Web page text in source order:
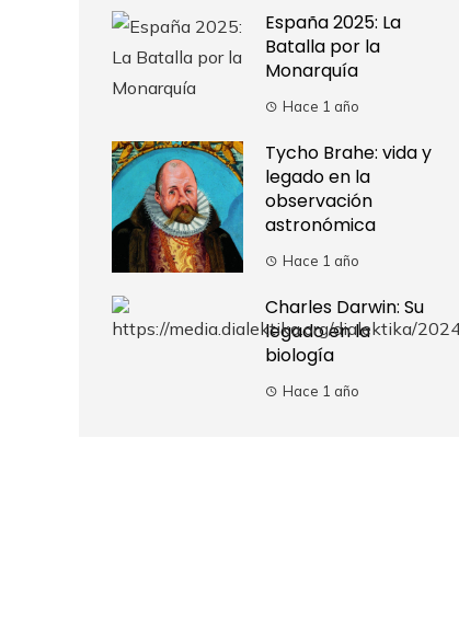
España 2025: La
Batalla por la
Monarquía
Hace 1 año
Tycho Brahe: vida y
legado en la
observación
astronómica
Hace 1 año
Charles Darwin: Su
legado en la
biología
Hace 1 año